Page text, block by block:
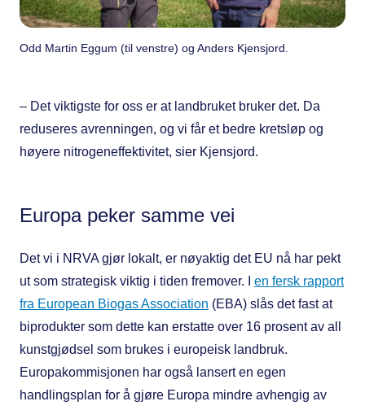
Odd Martin Eggum (til venstre) og Anders Kjensjord.
– Det viktigste for oss er at landbruket bruker det. Da
reduseres avrenningen, og vi får et bedre kretsløp og
høyere nitrogeneffektivitet, sier Kjensjord.
Europa peker samme vei
Det vi i NRVA gjør lokalt, er nøyaktig det EU nå har pekt
ut som strategisk viktig i tiden fremover. I en fersk rapport
fra European Biogas Association (EBA) slås det fast at
biprodukter som dette kan erstatte over 16 prosent av all
kunstgjødsel som brukes i europeisk landbruk.
Europakommisjonen har også lansert en egen
handlingsplan for å gjøre Europa mindre avhengig av